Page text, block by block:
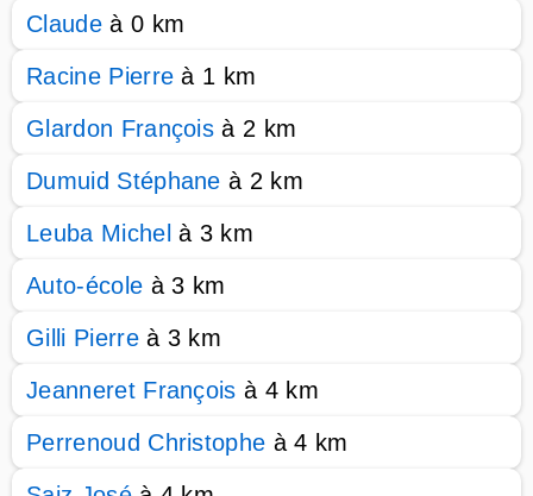
Claudeà 0 km
Racine Pierre à 1 km
Glardon François à 2 km
Dumuid Stéphane à 2 km
Leuba Michel à 3 km
Auto-école à 3 km
Gilli Pierreà 3 km
Jeanneret François à 4 km
Perrenoud Christophe à 4 km